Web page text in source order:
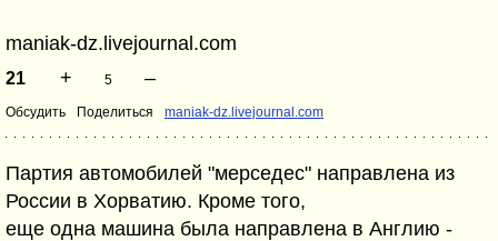
maniak-dz.livejournal.com
21 + 5 –
Обсудить Поделиться maniak-dz.livejournal.com
Партия автомобилей "мерседес" направлена из
России в Хорватию. Кроме того,
еще одна машина была направлена в Англию -